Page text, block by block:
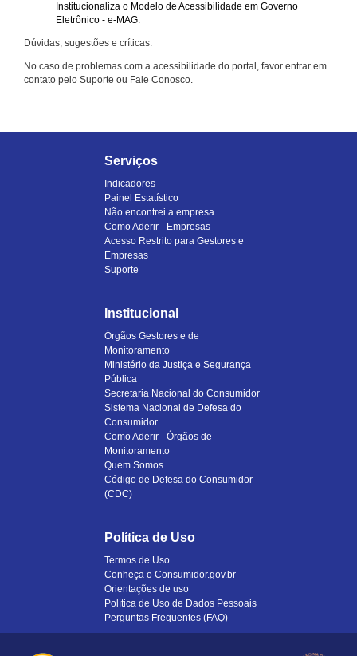
Institucionaliza o Modelo de Acessibilidade em Governo
Eletrônico - e-MAG.
Dúvidas, sugestões e críticas:
No caso de problemas com a acessibilidade do portal, favor entrar em
contato pelo Suporte ou Fale Conosco.
Serviços
Indicadores
Painel Estatístico
Não encontrei a empresa
Como Aderir - Empresas
Acesso Restrito para Gestores e
Empresas
Suporte
Institucional
Órgãos Gestores e de
Monitoramento
Ministério da Justiça e Segurança
Pública
Secretaria Nacional do Consumidor
Sistema Nacional de Defesa do
Consumidor
Como Aderir - Órgãos de
Monitoramento
Quem Somos
Código de Defesa do Consumidor
(CDC)
Política de Uso
Termos de Uso
Conheça o Consumidor.gov.br
Orientações de uso
Política de Uso de Dados Pessoais
Perguntas Frequentes (FAQ)